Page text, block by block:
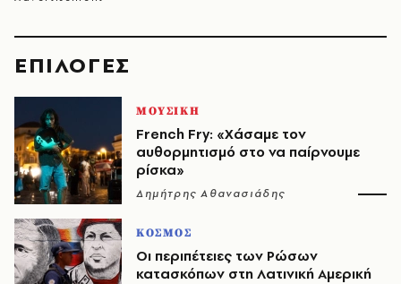
EΠΙΛΟΓΈΣ
ΜΟΥΣΙΚΗ
French Fry: «Χάσαμε τον
αυθορμητισμό στο να παίρνουμε
ρίσκα»
Δημήτρης Αθανασιάδης
ΚΟΣΜΟΣ
Οι περιπέτειες των Ρώσων
κατασκόπων στη Λατινική Αμερική